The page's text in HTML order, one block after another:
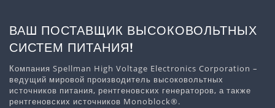
ВАШ ПОСТАВЩИК ВЫСОКОВОЛЬТНЫХ
СИСТЕМ ПИТАНИЯ!
Компания Spellman High Voltage Electronics Corporation –
ведущий мировой производитель высоковольтных
источников питания, рентгеновских генераторов, а также
рентгеновских источников Monoblock®.